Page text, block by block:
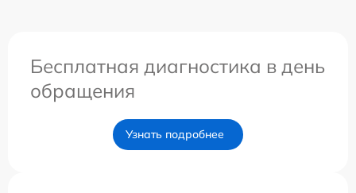
Бесплатная диагностика в день
обращения
Узнать подробнее